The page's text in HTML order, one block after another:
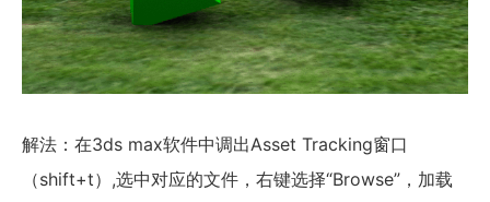
解法：在3ds max软件中调出Asset Tracking窗口
（shift+t）,选中对应的文件，右键选择“Browse”，加载